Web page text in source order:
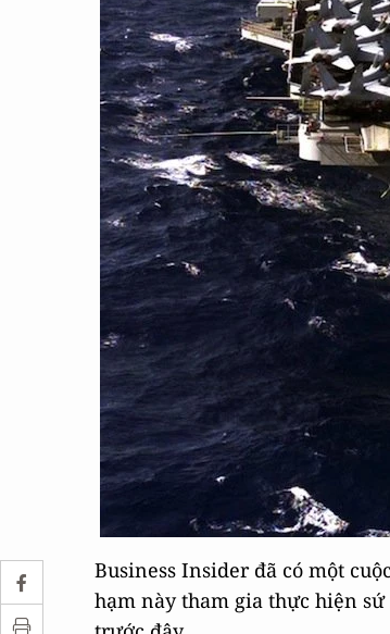
Business Insider đã có một
hạm này tham gia thực hiện